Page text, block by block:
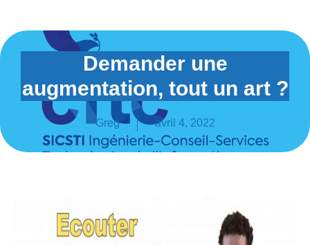
Demander une
augmentation, tout un art ?
Greg avril 4, 2022